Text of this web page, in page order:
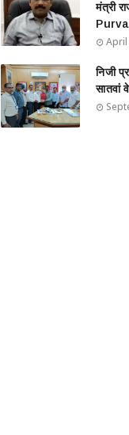
मंत्री
April
निजी
सातवां